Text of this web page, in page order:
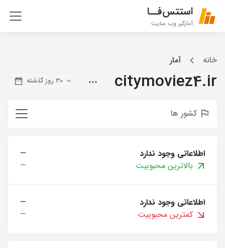
استتس‌فــا
آمارگیر وب سایت
خانه آمار
citymoviez4.ir ۳۰ روز گذشته
کشور ها
اطلاعاتی وجود ندارد
—
بالاترین محبوبیت
—
اطلاعاتی وجود ندارد
—
کمترین محبوبیت
—